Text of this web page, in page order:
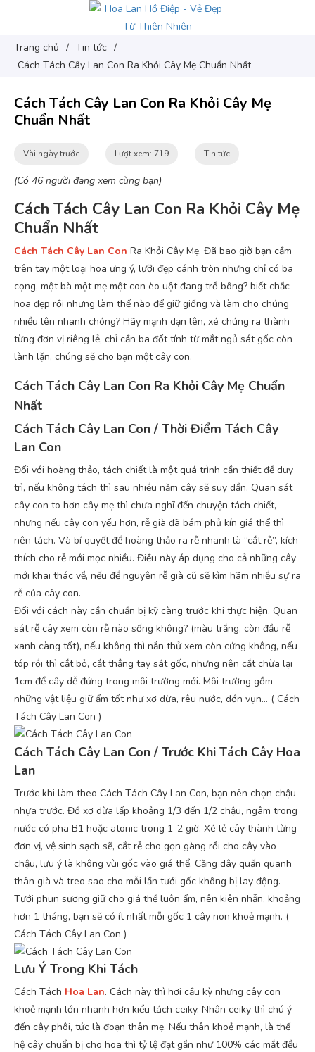
Trang chủ / Tin tức /
Cách Tách Cây Lan Con Ra Khỏi Cây Mẹ Chuẩn Nhất
Cách Tách Cây Lan Con Ra Khỏi Cây Mẹ
Chuẩn Nhất
Vài ngày trước Lượt xem: 719 Tin tức
(Có 46 người đang xem cùng bạn)
Cách Tách Cây Lan Con Ra Khỏi Cây Mẹ
Chuẩn Nhất
Cách Tách Cây Lan Con Ra Khỏi Cây Mẹ. Đã bao giờ bạn cầm
trên tay một loại hoa ưng ý, lưỡi đẹp cánh tròn nhưng chỉ có ba
cọng, một bà một mẹ một con èo uột đang trổ bông? biết chắc
hoa đẹp rồi nhưng làm thế nào để giữ giống và làm cho chúng
nhiều lên nhanh chóng? Hãy mạnh dạn lên, xé chúng ra thành
từng đơn vị riêng lẻ, chỉ cần ba đốt tính từ mắt ngủ sát gốc còn
lành lặn, chúng sẽ cho bạn một cây con.
Cách Tách Cây Lan Con Ra Khỏi Cây Mẹ Chuẩn
Nhất
Cách Tách Cây Lan Con / Thời Điểm Tách Cây
Lan Con
Đối với hoàng thảo, tách chiết là một quá trình cần thiết để duy
trì, nếu không tách thì sau nhiều năm cây sẽ suy dần. Quan sát
cây con to hơn cây mẹ thì chưa nghĩ đến chuyện tách chiết,
nhưng nếu cây con yếu hơn, rễ già đã bám phủ kín giá thể thì
nên tách. Và bí quyết để hoàng thảo ra rễ nhanh là “cắt rễ”, kích
thích cho rễ mới mọc nhiều. Điều này áp dụng cho cả những cây
mới khai thác về, nếu để nguyên rễ già cũ sẽ kìm hãm nhiều sự ra
rễ của cây con.
Đối với cách này cần chuẩn bị kỹ càng trước khi thực hiện. Quan
sát rễ cây xem còn rễ nào sống không? (màu trắng, còn đầu rễ
xanh càng tốt), nếu không thì nắn thử xem còn cứng không, nếu
tóp rồi thì cắt bỏ, cắt thẳng tay sát gốc, nhưng nên cắt chừa lại
1cm để cây dễ đứng trong môi trường mới. Môi trường gồm
những vật liệu giữ ẩm tốt như xơ dừa, rêu nước, dớn vụn… ( Cách
Tách Cây Lan Con )
Cách Tách Cây Lan Con / Trước Khi Tách Cây Hoa
Lan
Trước khi làm theo Cách Tách Cây Lan Con, bạn nên chọn chậu
nhựa trước. Đổ xơ dừa lấp khoảng 1/3 đến 1/2 chậu, ngâm trong
nước có pha B1 hoặc atonic trong 1-2 giờ. Xé lẻ cây thành từng
đơn vị, vệ sinh sạch sẽ, cắt rễ cho gọn gàng rồi cho cây vào
chậu, lưu ý là không vùi gốc vào giá thể. Căng dây quấn quanh
thân già và treo sao cho mỗi lần tưới gốc không bị lay động.
Tưới phun sương giữ cho giá thể luôn ẩm, nên kiên nhẫn, khoảng
hơn 1 tháng, bạn sẽ có ít nhất mỗi gốc 1 cây non khoẻ mạnh. (
Cách Tách Cây Lan Con )
Lưu Ý Trong Khi Tách
Cách Tách Hoa Lan. Cách này thì hơi cầu kỳ nhưng cây con
khoẻ mạnh lớn nhanh hơn kiểu tách ceiky. Nhân ceiky thì chú ý
đến cây phôi, tức là đoạn thân mẹ. Nếu thân khoẻ mạnh, là thế
hệ cây chuẩn bị cho hoa thì tỷ lệ đạt gần như 100% các mắt đều